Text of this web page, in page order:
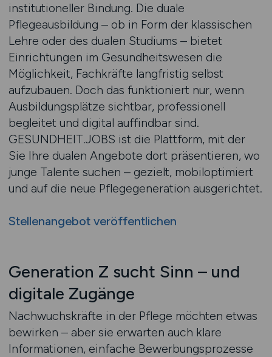
institutioneller Bindung. Die duale
Pflegeausbildung – ob in Form der klassischen
Lehre oder des dualen Studiums – bietet
Einrichtungen im Gesundheitswesen die
Möglichkeit, Fachkräfte langfristig selbst
aufzubauen. Doch das funktioniert nur, wenn
Ausbildungsplätze sichtbar, professionell
begleitet und digital auffindbar sind.
GESUNDHEIT.JOBS ist die Plattform, mit der
Sie Ihre dualen Angebote dort präsentieren, wo
junge Talente suchen – gezielt, mobiloptimiert
und auf die neue Pflegegeneration ausgerichtet.
Stellenangebot veröffentlichen
Generation Z sucht Sinn – und
digitale Zugänge
Nachwuchskräfte in der Pflege möchten etwas
bewirken – aber sie erwarten auch klare
Informationen, einfache Bewerbungsprozesse